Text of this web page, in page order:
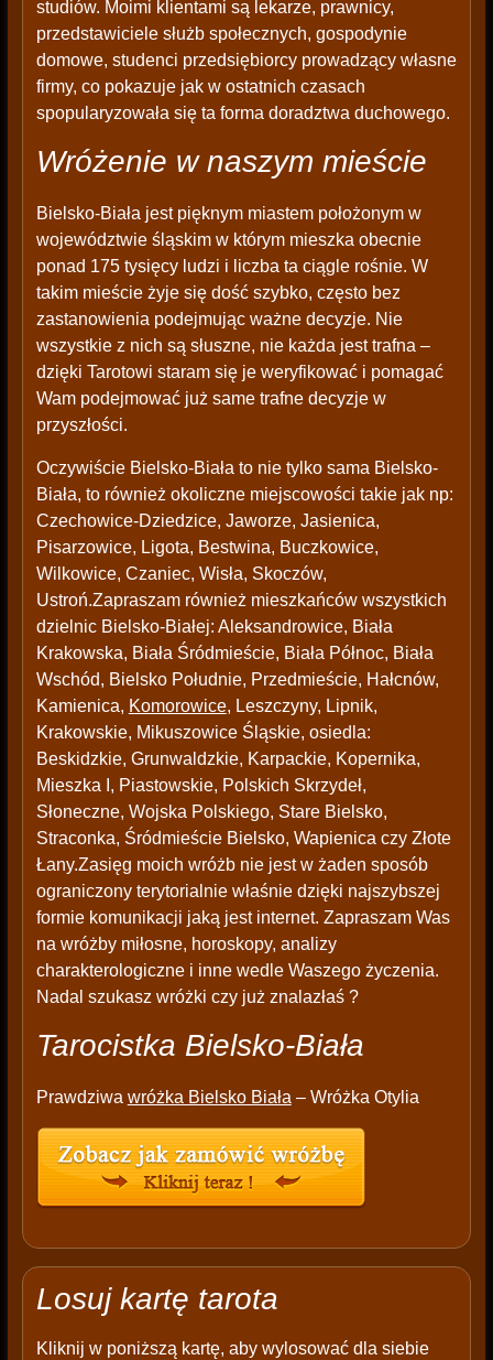
studiów. Moimi klientami są lekarze, prawnicy,
przedstawiciele służb społecznych, gospodynie
domowe, studenci przedsiębiorcy prowadzący własne
firmy, co pokazuje jak w ostatnich czasach
spopularyzowała się ta forma doradztwa duchowego.
Wróżenie w naszym mieście
Bielsko-Biała jest pięknym miastem położonym w
województwie śląskim w którym mieszka obecnie
ponad 175 tysięcy ludzi i liczba ta ciągle rośnie. W
takim mieście żyje się dość szybko, często bez
zastanowienia podejmując ważne decyzje. Nie
wszystkie z nich są słuszne, nie każda jest trafna –
dzięki Tarotowi staram się je weryfikować i pomagać
Wam podejmować już same trafne decyzje w
przyszłości.
Oczywiście Bielsko-Biała to nie tylko sama Bielsko-
Biała, to również okoliczne miejscowości takie jak np:
Czechowice-Dziedzice, Jaworze, Jasienica,
Pisarzowice, Ligota, Bestwina, Buczkowice,
Wilkowice, Czaniec, Wisła, Skoczów,
Ustroń.Zapraszam również mieszkańców wszystkich
dzielnic Bielsko-Białej: Aleksandrowice, Biała
Krakowska, Biała Śródmieście, Biała Północ, Biała
Wschód, Bielsko Południe, Przedmieście, Hałcnów,
Kamienica, Komorowice, Leszczyny, Lipnik,
Krakowskie, Mikuszowice Śląskie, osiedla:
Beskidzkie, Grunwaldzkie, Karpackie, Kopernika,
Mieszka I, Piastowskie, Polskich Skrzydeł,
Słoneczne, Wojska Polskiego, Stare Bielsko,
Straconka, Śródmieście Bielsko, Wapienica czy Złote
Łany.Zasięg moich wróżb nie jest w żaden sposób
ograniczony terytorialnie właśnie dzięki najszybszej
formie komunikacji jaką jest internet. Zapraszam Was
na wróżby miłosne, horoskopy, analizy
charakterologiczne i inne wedle Waszego życzenia.
Nadal szukasz wróżki czy już znalazłaś ?
Tarocistka Bielsko-Biała
Prawdziwa wróżka Bielsko Biała – Wróżka Otylia
Losuj kartę tarota
Kliknij w poniższą kartę, aby wylosować dla siebie